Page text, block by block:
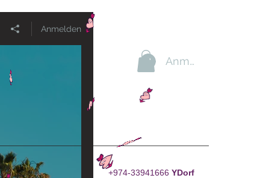
Anmelden
+974-33941666 YDorf
Anmelden